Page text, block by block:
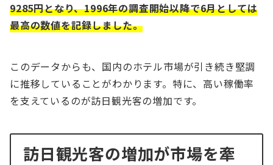
9285円となり、1996年の調査開始以降で6月としては
最高の数値を記録しました​。
このデータからも、国内のホテル市場が引き続き堅調
に推移していることがわかります。特に、高い稼働率
を支えているのが訪日観光客の増加です。
訪日観光客の増加が市場を牽